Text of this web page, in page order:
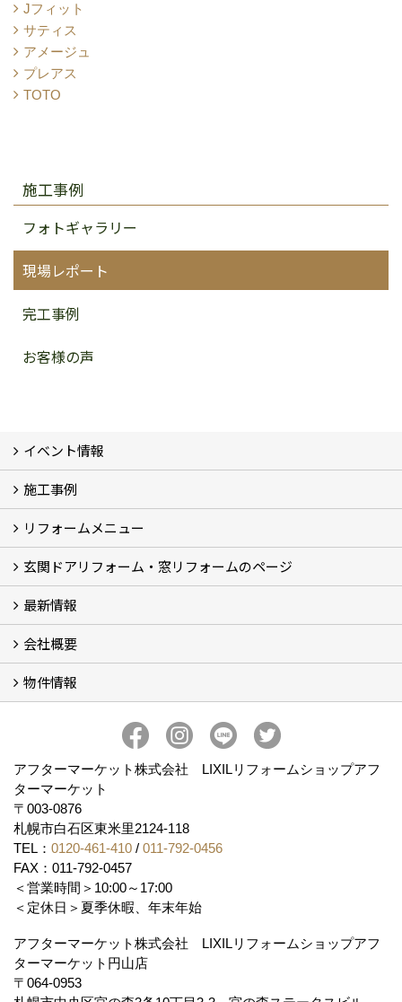
Jフィット
サティス
アメージュ
プレアス
TOTO
施工事例
フォトギャラリー
現場レポート
完工事例
お客様の声
イベント情報
イベント予告
イベント報告
施工事例
フォトギャラリー
BeforeAfter (29)
お客様の声
リフォームメニュー
リフォームの流れ
窓リフォーム (3)
玄関ドアリフォーム (2)
キッチンリフォーム (4)
浴室リフォーム (3)
トイレリフォーム (5)
洗面リフォーム (2)
マンションリフォーム (3)
収納リフォーム
カーポート工事
風除室工事
ウッドデッキ・タイルデッキ工事
エクステリア工事 (2)
内装リフォーム
雨樋設置・修繕
外壁張替・塗装 (2)
エアコン取付工事
玄関ドアリフォーム・窓リフォームのページ
玄関ドアリフォーム
内窓交換・外窓交換・ガラス交換 (18)
最新情報
補助金情報
各種キャンペーン (2)
会社概要
会社概要
コンセプト
アクセス
スタッフ紹介
スタッフブログ
プライバシーポリシー
アフターメンテナンス
お客様サポート
事業紹介
物件情報
アフターマーケット株式会社 LIXILリフォームショップアフ
ターマーケット
〒003-0876
札幌市白石区東米里2124-118
TEL： 0120-461-410 / 011-792-0456
FAX：011-792-0457
＜営業時間＞10:00～17:00
＜定休日＞夏季休暇、年末年始
アフターマーケット株式会社 LIXILリフォームショップアフ
ターマーケット円山店
〒064-0953